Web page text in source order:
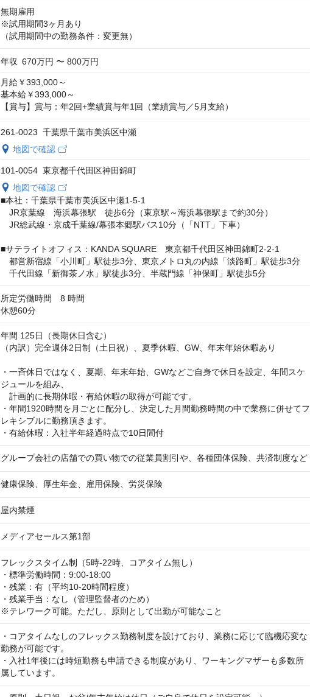
無期雇用
※試用期間3ヶ月あり
（試用期間中の勤務条件：変更無）
年収 670万円 〜 800万円
月給￥393,000～
基本給￥393,000～
【賞与】賞与：年2回+業績賞与年1回（業績賞与／5月支給）
261-0023 千葉県千葉市美浜区中瀬
地図で確認
101-0054 東京都千代田区神田錦町
地図で確認
■本社：千葉県千葉市美浜区中瀬1-5-1
JR京葉線　海浜幕張駅　徒歩6分（東京駅～海浜幕張駅まで約30分）
JR総武線・京成千葉線/幕張本郷駅バス10分（「NTT」下車）
■サテライトオフィス：KANDA SQUARE　東京都千代田区神田錦町2-2-1
都営新宿線「小川町」駅徒歩3分、東京メトロ丸の内線「淡路町」駅徒歩3分
千代田線「新御茶ノ水」駅徒歩3分、半蔵門線「神保町」駅徒歩5分
所定労働時間　8 時間
休憩60分
年間 125日（長期休日含む）
（内訳）完全週休2日制（土日祝）、夏季休暇、GW、年末年始休暇あり
・一斉休日ではなく、夏期、年末年始、GWなどご自身で休日を設定、年間スケ
ジュールを組み、
計画的に長期休暇・有給休暇の取得が可能です。
・年間1920時間を月ごとに配分し、決定した月間勤務時間の中で業務に併せてフ
レキシブルに勤務頂きます。
・有給休暇：入社半年経過時点で10日間付
グループ会社の店舗での買い物での従業員割引や、各種団体保険、共済制度など
健康保険、厚生年金、雇用保険、労災保険
屋内禁煙
メディアセールス第1部
フレックスタイム制（5時-22時、コアタイム無し）
・標準労働時間：9:00-18:00
・残業：有（平均10-20時間程度）
・残業手当：なし（管理監督者のため）
※テレワーク可能。ただし、原則として出勤が可能なこと
・コアタイムなしのフレックス勤務制度を設けており、業務に応じて臨機応変な
勤務が可能です。
・入社1年後には時短勤務も申請できる制度があり、ワーキングマザーも多数所
属しています。